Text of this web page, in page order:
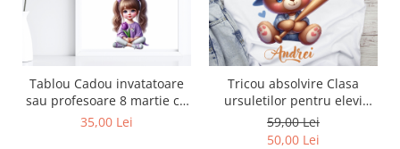
Tablou Cadou invatatoare
sau profesoare 8 martie cu
mesaje personalizate
35,00 Lei
Tricou absolvire Clasa
ursuletilor pentru elevi
clasa 4 sau gradinita
ABS1080
59,00 Lei
50,00 Lei